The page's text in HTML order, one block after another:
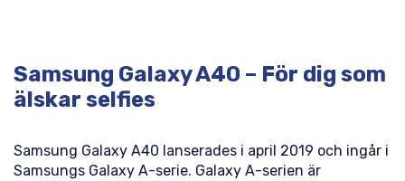
Samsung Galaxy A40 – För dig som
älskar selfies
Samsung Galaxy A40 lanserades i april 2019 och ingår i
Samsungs Galaxy A-serie. Galaxy A-serien är